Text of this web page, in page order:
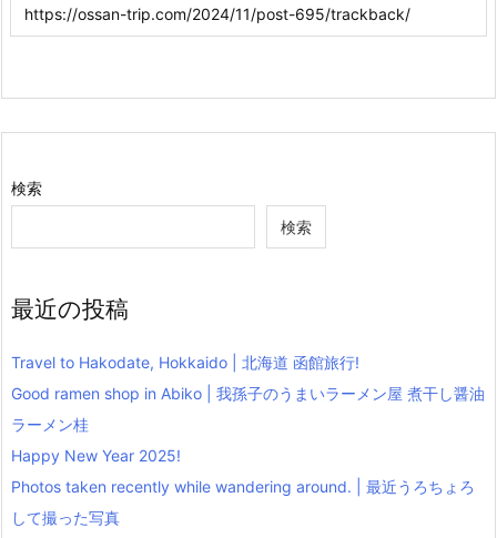
検索
検索
最近の投稿
Travel to Hakodate, Hokkaido | 北海道 函館旅行!
Good ramen shop in Abiko | 我孫子のうまいラーメン屋 煮干し醤油
ラーメン桂
Happy New Year 2025!
Photos taken recently while wandering around. | 最近うろちょろ
して撮った写真